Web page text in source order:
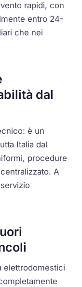
rapidi, con
entro 24-
che nei
dal
è un
Italia dal
procedure
A
elettrodomestici